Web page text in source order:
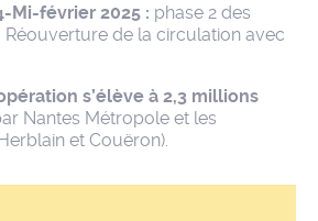
Mi-février 2025 : phase 2 des
Réouverture de la circulation avec
s’élève à 2,3 millions
Nantes Métropole et les
et Couëron).